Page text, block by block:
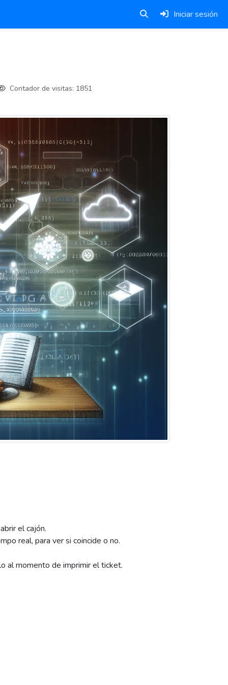
Iniciar sesión
Contador de visitas: 1851
el cajón.
real, para ver si coincide o no.
al momento de imprimir el ticket.